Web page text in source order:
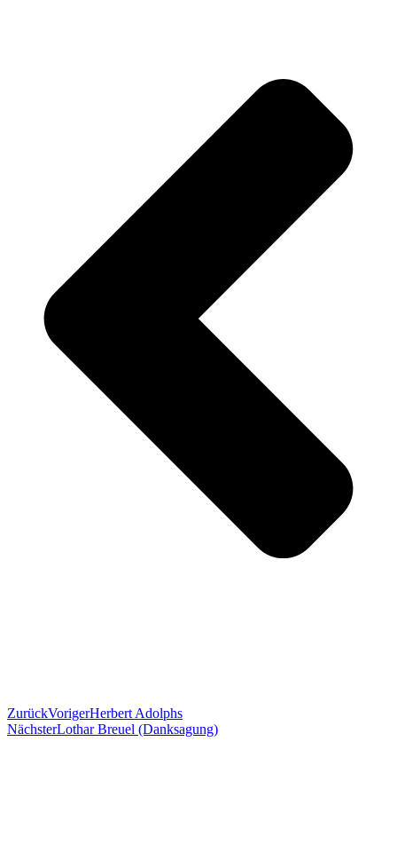
ZurückVorigerHerbert Adolphs
NächsterLothar Breuel (Danksagung)